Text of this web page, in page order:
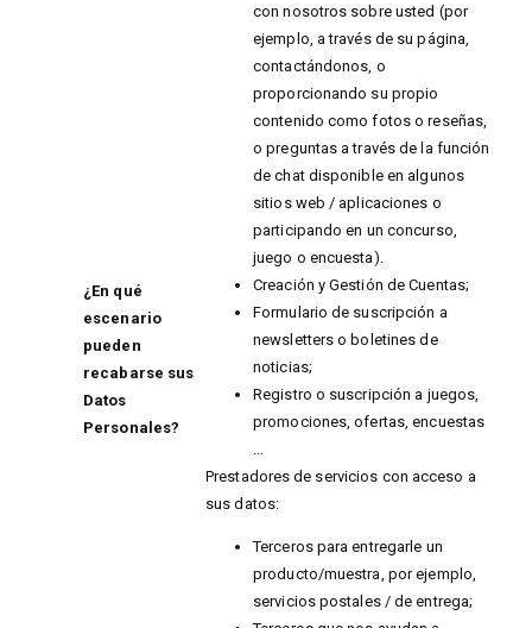
con nosotros sobre usted (por
ejemplo, a través de su página,
contactándonos, o
proporcionando su propio
contenido como fotos o reseñas,
o preguntas a través de la función
de chat disponible en algunos
sitios web / aplicaciones o
participando en un concurso,
juego o encuesta).
¿En qué
escenario
pueden
recabarse sus
Datos
Personales?
Creación y Gestión de Cuentas;
Formulario de suscripción a
newsletters o boletines de
noticias;
Registro o suscripción a juegos,
promociones, ofertas, encuestas
Prestadores de servicios con acceso a
sus datos:
Terceros para entregarle un
producto/muestra, por ejemplo,
servicios postales / de entrega;